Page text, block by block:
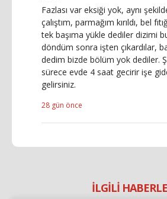
Fazlası var eksiği yok, aynı
çalıştım, parmağım kırıldı, bel
tek başıma yükle dediler dizimi
döndüm sonra işten çıkardılar,
dedim bizde bölüm yok dediler.
sürece evde 4 saat gecirir işe
gelirsiniz.
28 gün önce
İLGİLİ